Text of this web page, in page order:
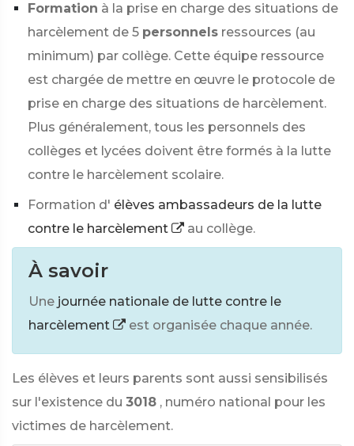
Formation à la prise en charge des situations de
harcèlement de 5 personnels ressources (au
minimum) par collège. Cette équipe ressource
est chargée de mettre en œuvre le protocole de
prise en charge des situations de harcèlement.
Plus généralement, tous les personnels des
collèges et lycées doivent être formés à la lutte
contre le harcèlement scolaire.
Formation d' élèves ambassadeurs de la lutte
contre le harcèlement
au collège.
À savoir
Une journée nationale de lutte contre le
harcèlement
est organisée chaque année.
Les élèves et leurs parents sont aussi sensibilisés
sur l'existence du 3018 , numéro national pour les
victimes de harcèlement.